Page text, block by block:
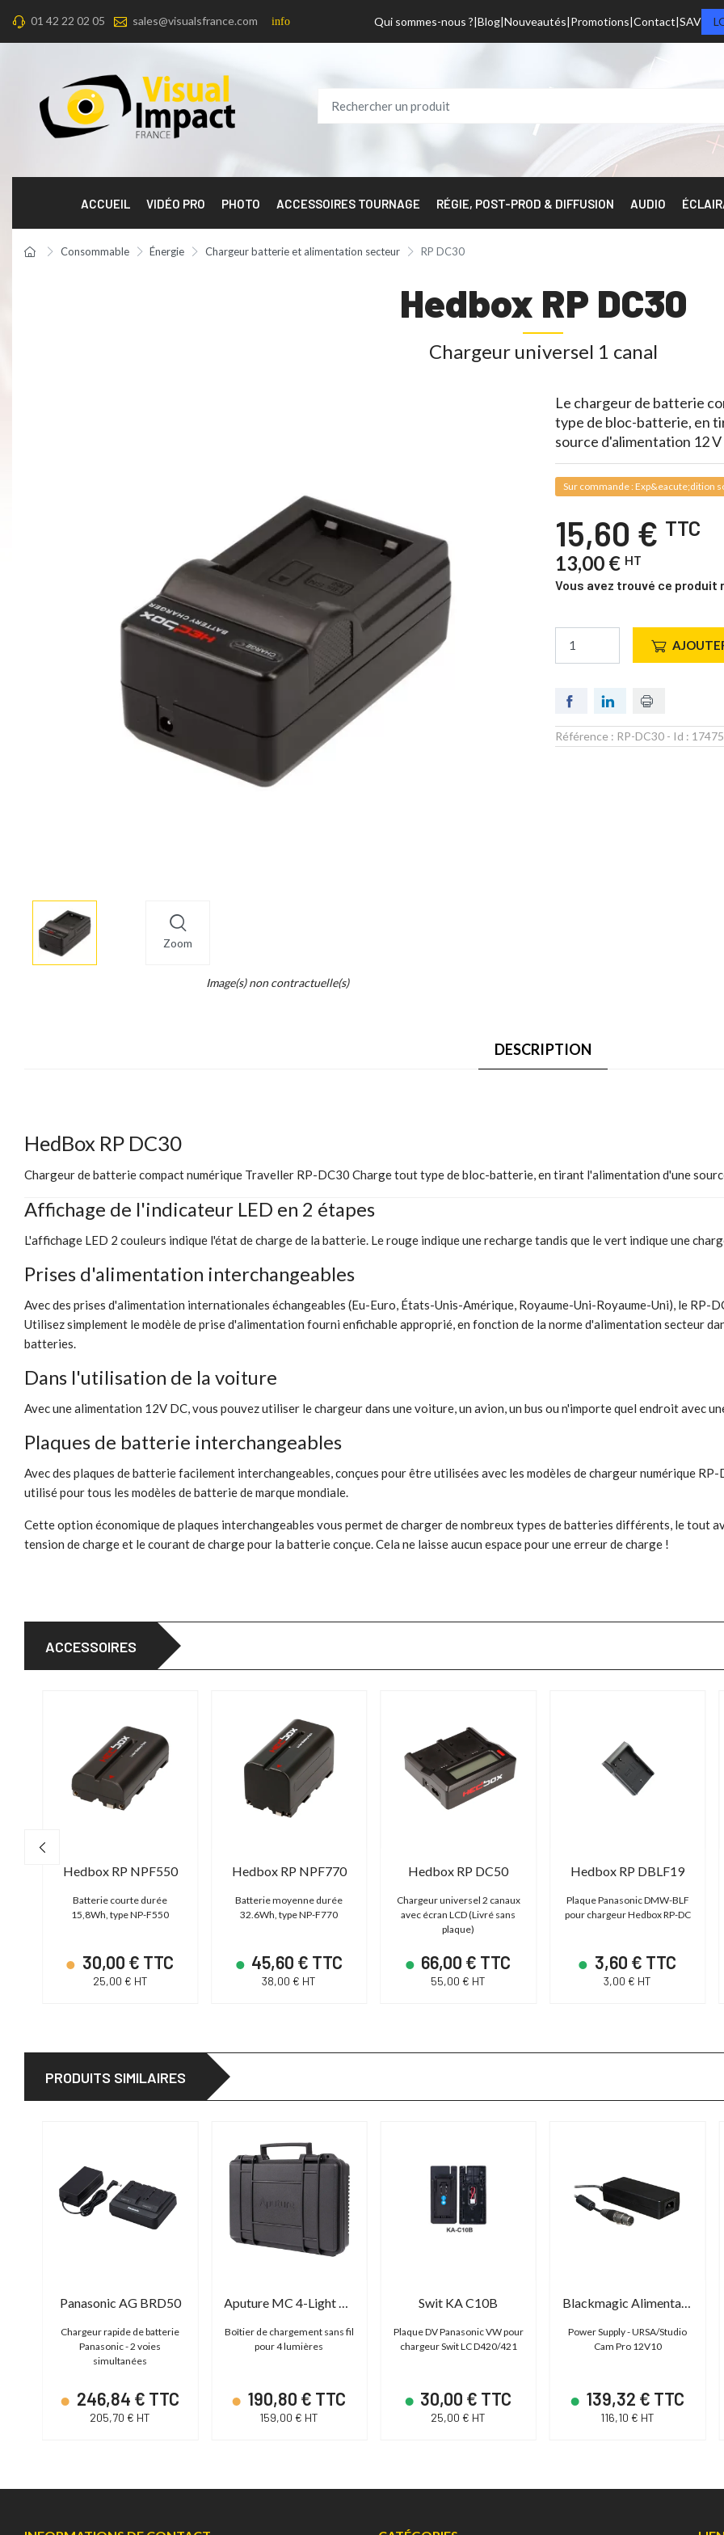
01 42 22 02 05 sales@visualsfrance.com info Qui sommes-nous ? Blog Nouveautés Promotions Contact SAV
ACCUEIL VIDÉO PRO PHOTO ACCESSOIRES TOURNAGE RÉGIE, POST-PROD & DIFFUSION AUDIO
Consommable Énergie Chargeur batterie et alimentation secteur RP DC30
Hedbox RP DC30
Chargeur universel 1 canal
Zoom
More
info
Image(s) non contractuelle(s)
Le chargeur de batterie
type de bloc-batterie, en
source d'alimentation 12 V
Sur commande : Exp&eacute;dition
15,60 € TTC
13,00 € HT
Vous avez trouvé ce produit
Référence : RP-DC30 - Id :
DESCRIPTION
HedBox RP DC30
Chargeur de batterie compact numérique Traveller RP-DC30 Charge tout type de bloc-batterie, en tirant l'alimentation d'une
Affichage de l'indicateur LED en 2 étapes
L'affichage LED 2 couleurs indique l'état de charge de la batterie. Le rouge indique une recharge tandis que le vert indique une
Prises d'alimentation interchangeables
Avec des prises d'alimentation internationales échangeables (Eu-Euro, États-Unis-Amérique, Royaume-Uni-Royaume-Uni), le RP-
Utilisez simplement le modèle de prise d'alimentation fourni enfichable approprié, en fonction de la norme d'alimentation secteur
batteries.
Dans l'utilisation de la voiture
Avec une alimentation 12V DC, vous pouvez utiliser le chargeur dans une voiture, un avion, un bus ou n'importe quel endroit avec
Plaques de batterie interchangeables
Avec des plaques de batterie facilement interchangeables, conçues pour être utilisées avec les modèles de chargeur numérique
utilisé pour tous les modèles de batterie de marque mondiale.
Cette option économique de plaques interchangeables vous permet de charger de nombreux types de batteries différents, le tout
tension de charge et le courant de charge pour la batterie conçue. Cela ne laisse aucun espace pour une erreur de charge !
ACCESSOIRES
Hedbox RP NPF550
Batterie courte durée
15,8Wh, type NP-F550
30,00 € TTC
25,00 € HT
Hedbox RP NPF770
Batterie moyenne durée
32.6Wh, type NP-F770
45,60 € TTC
38,00 € HT
Hedbox RP DC50
Chargeur universel 2 canaux
avec écran LCD (Livré sans
plaque)
66,00 € TTC
55,00 € HT
Hedbox RP DBLF19
Plaque Panasonic DMW-BLF
pour chargeur Hedbox RP-DC
3,60 € TTC
3,00 € HT
PRODUITS SIMILAIRES
Panasonic AG BRD50
Chargeur rapide de batterie
Panasonic - 2 voies
simultanées
246,84 € TTC
205,70 € HT
Boîtier de chargement sans fil
pour 4 lumières
190,80 € TTC
159,00 € HT
Swit KA C10B
Plaque DV Panasonic VW pour
chargeur Swit LC D420/421
30,00 € TTC
25,00 € HT
Blackmagic Alimentation pour Ursa
Power Supply - URSA/Studio
Cam Pro 12V10
139,32 € TTC
116,10 € HT